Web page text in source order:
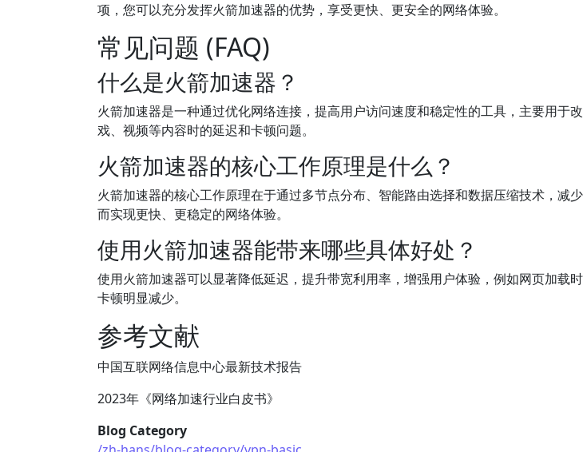
项，您可以充分发挥火箭加速器的优势，享受更快、更安全的网络体验。
常见问题 (FAQ)
什么是火箭加速器？
火箭加速器是一种通过优化网络连接，提高用户访问速度和稳定性的工具，主要用于
戏、视频等内容时的延迟和卡顿问题。
火箭加速器的核心工作原理是什么？
火箭加速器的核心工作原理在于通过多节点分布、智能路由选择和数据压缩技术，减
而实现更快、更稳定的网络体验。
使用火箭加速器能带来哪些具体好处？
使用火箭加速器可以显著降低延迟，提升带宽利用率，增强用户体验，例如网页加载
卡顿明显减少。
参考文献
中国互联网络信息中心最新技术报告
2023年《网络加速行业白皮书》
Blog Category